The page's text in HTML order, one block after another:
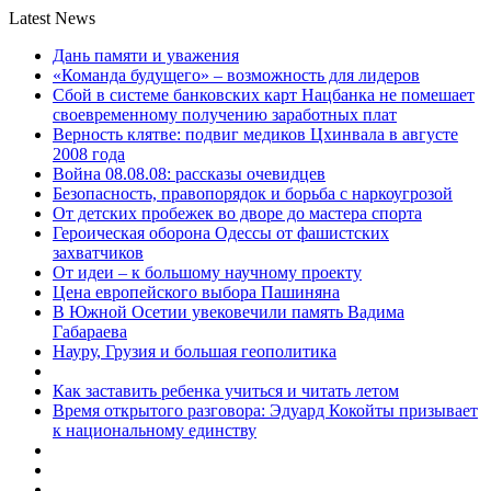
Latest News
Дань памяти и уважения
«Команда будущего» – возможность для лидеров
Сбой в системе банковских карт Нацбанка не помешает
своевременному получению заработных плат
Верность клятве: подвиг медиков Цхинвала в августе
2008 года
Война 08.08.08: рассказы очевидцев
Безопасность, правопорядок и борьба с наркоугрозой
От детских пробежек во дворе до мастера спорта
Героическая оборона Одессы от фашистских
захватчиков
От идеи – к большому научному проекту
Цена европейского выбора Пашиняна
В Южной Осетии увековечили память Вадима
Габараева
Науру, Грузия и большая геополитика
Как заставить ребенка учиться и читать летом
Время открытого разговора: Эдуард Кокойты призывает
к национальному единству